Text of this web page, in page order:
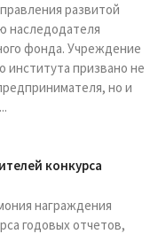
развитой
наследодателя
фонда. Учреждение
института призвано не
но и
конкурса
награждения
годовых отчетов,